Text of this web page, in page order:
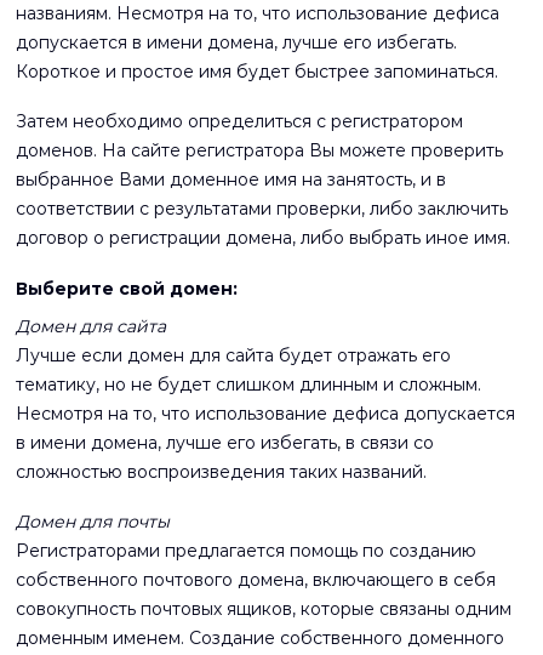
названиям. Несмотря на то, что использование дефиса
допускается в имени домена, лучше его избегать.
Короткое и простое имя будет быстрее запоминаться.
Затем необходимо определиться с регистратором
доменов. На сайте регистратора Вы можете проверить
выбранное Вами доменное имя на занятость, и в
соответствии с результатами проверки, либо заключить
договор о регистрации домена, либо выбрать иное имя.
Выберите свой домен:
Домен для сайта
Лучше если домен для сайта будет отражать его
тематику, но не будет слишком длинным и сложным.
Несмотря на то, что использование дефиса допускается
в имени домена, лучше его избегать, в связи со
сложностью воспроизведения таких названий.
Домен для почты
Регистраторами предлагается помощь по созданию
собственного почтового домена, включающего в себя
совокупность почтовых ящиков, которые связаны одним
доменным именем. Создание собственного доменного